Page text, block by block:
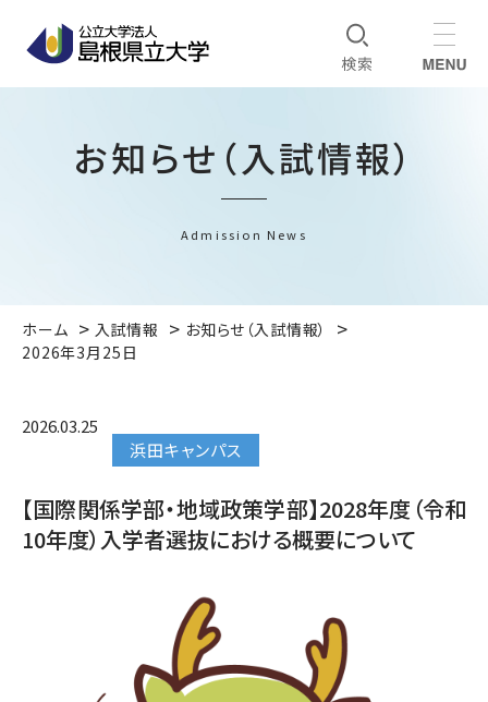
お知らせ（入試情報）
Admission News
ホーム 入試情報
お知らせ（入試情報）
2026年3月25日
2026.03.25
浜田キャンパス
【国際関係学部・地域政策学部】2028年度（令和
10年度）入学者選抜における概要について